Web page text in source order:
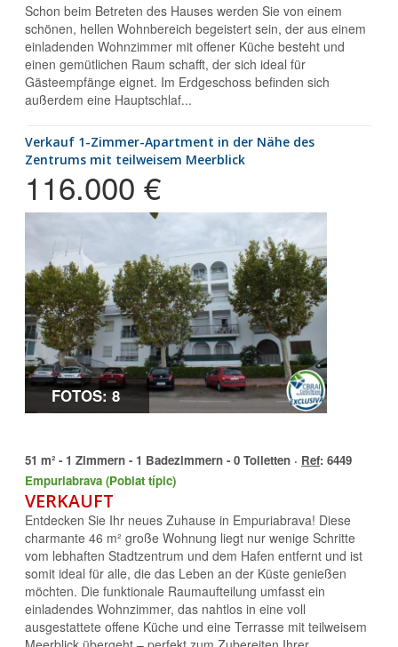
Schon beim Betreten des Hauses werden Sie von einem
schönen, hellen Wohnbereich begeistert sein, der aus einem
einladenden Wohnzimmer mit offener Küche besteht und
einen gemütlichen Raum schafft, der sich ideal für
Gästeempfänge eignet. Im Erdgeschoss befinden sich
außerdem eine Hauptschlaf...
Verkauf 1-Zimmer-Apartment in der Nähe des
Zentrums mit teilweisem Meerblick
116.000 €
FOTOS: 8
51 m² - 1 Zimmern - 1 Badezimmern - 0 Toiletten · Ref: 6449
Empuriabrava (Poblat típic)
VERKAUFT
Entdecken Sie Ihr neues Zuhause in Empuriabrava! Diese
charmante 46 m² große Wohnung liegt nur wenige Schritte
vom lebhaften Stadtzentrum und dem Hafen entfernt und ist
somit ideal für alle, die das Leben an der Küste genießen
möchten. Die funktionale Raumaufteilung umfasst ein
einladendes Wohnzimmer, das nahtlos in eine voll
ausgestattete offene Küche und eine Terrasse mit teilweisem